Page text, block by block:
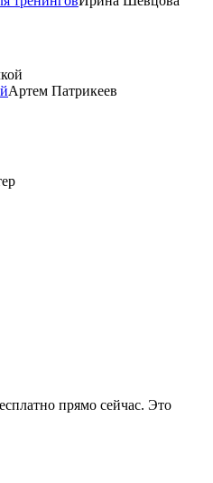
Артем Патрикеев
прямо сейчас. Это